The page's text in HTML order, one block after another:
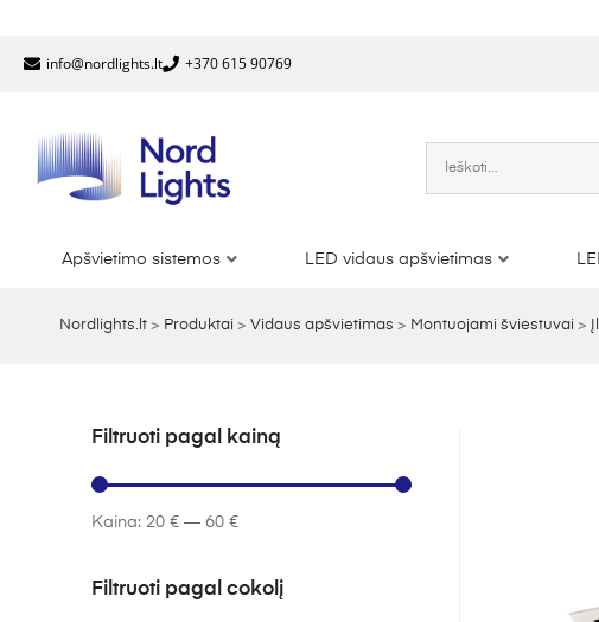
info@nordlights.lt +370 615 90769
Apšvietimo sistemos LED vidaus apšvietimas
Nordlights.lt > Produktai > Vidaus apšvietimas > Montuojami šviestuvai >
Filtruoti pagal kainą
Kaina: 20 €— 60 €
Filtruoti pagal cokolį